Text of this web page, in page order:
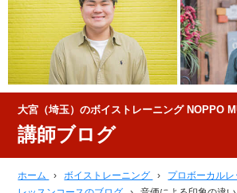
大宮（埼玉）のボイストレーニング NOPPO
講師ブログ
ホーム › ボイストレーニング › プロボーカルレ